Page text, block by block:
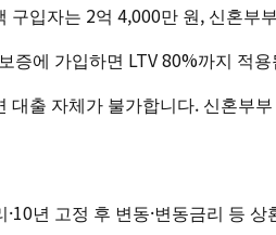
입자는 2억 4,000만 원, 신혼
에 가입하면 LTV 80%까지 적
출 자체가 불가합니다. 신혼부
년 고정 후 변동·변동금리 등